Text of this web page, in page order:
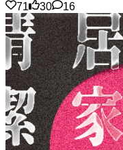
71
30 16